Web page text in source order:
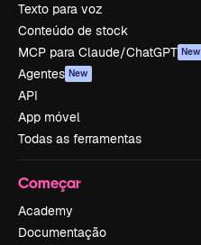
Texto para voz
Conteúdo de stock
MCP para Claude/ChatGPT New
Agentes New
API
App móvel
Todas as ferramentas
Começar
Academy
Documentação